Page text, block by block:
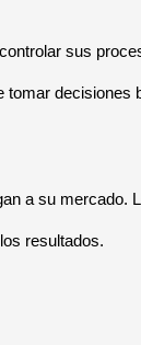
sus
decisiones
a su mercado.
resultados.